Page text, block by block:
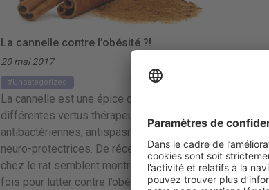
La cannelle contre l’obésité ?!
20 mai 2017
Uncategorized
La cannelle est une épice déjà réputée pour
différentes vertus thérapeutiques,
antibactériennes, antispasmodiques et
neuro-protectrices. De récentes données
chez le rat semblent montrer son intérêt à la
fois pour lutter contre l’obésité et pour